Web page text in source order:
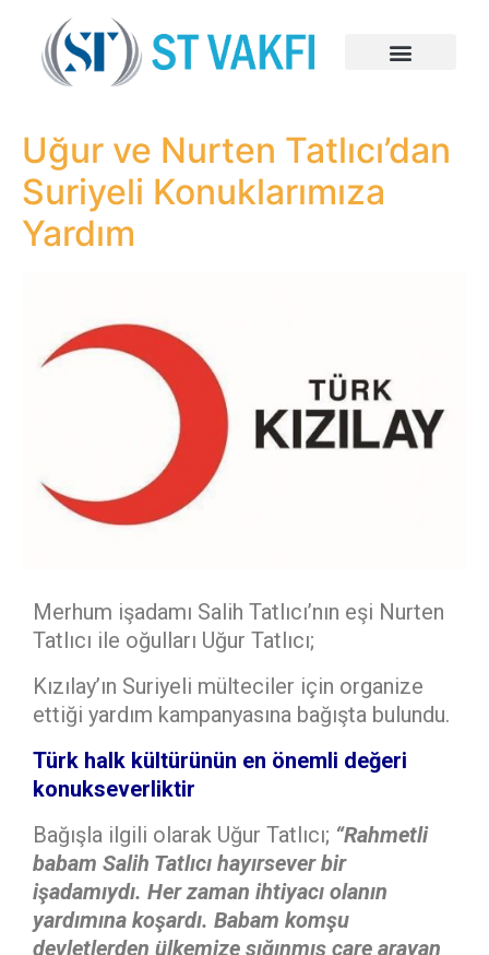
Uğur ve Nurten Tatlıcı’dan
Suriyeli Konuklarımıza
Yardım
Merhum işadamı Salih Tatlıcı’nın eşi Nurten
Tatlıcı ile oğulları Uğur Tatlıcı;
Kızılay’ın Suriyeli mülteciler için organize
ettiği yardım kampanyasına bağışta bulundu.
Türk halk kültürünün en önemli değeri
konukseverliktir
Bağışla ilgili olarak Uğur Tatlıcı; “Rahmetli
babam Salih Tatlıcı hayırsever bir
işadamıydı. Her zaman ihtiyacı olanın
yardımına koşardı. Babam komşu
devletlerden ülkemize sığınmış çare arayan